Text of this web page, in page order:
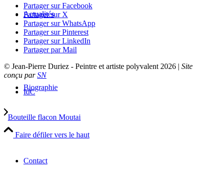
Actualités
Biographie
Contact
Partager sur Facebook
Partager sur X
Partager sur WhatsApp
Partager sur Pinterest
Partager sur LinkedIn
Partager par Mail
© Jean-Pierre Duriez - Peintre et artiste polyvalent 2026 | Site
conçu parSN
IdC
Bouteille flacon Moutai
Faire défiler vers le haut